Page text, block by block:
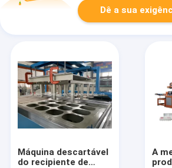
Dê a sua
Máquina descartável
do recipiente de
A